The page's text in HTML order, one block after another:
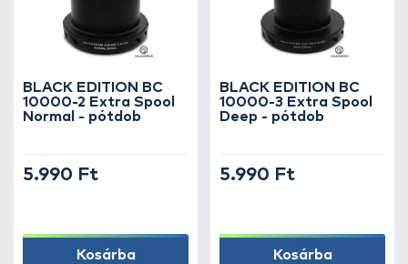
BLACK EDITION BC
10000-2 Extra Spool
Normal - pótdob
5.990 Ft
Kosárba
BLACK EDITION BC
10000-3 Extra Spool
Deep - pótdob
5.990 Ft
Kosárba